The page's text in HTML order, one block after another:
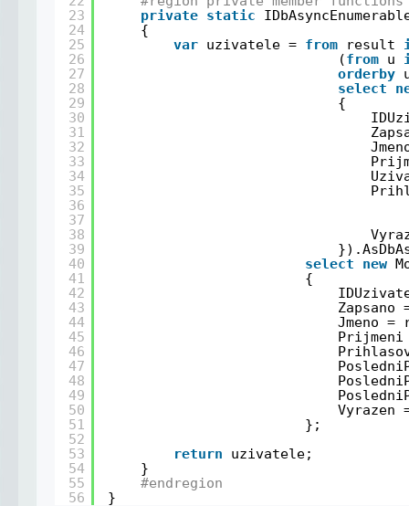
23
24
25
26
27
28
29
30
31
32
33
34
35
36
37
38
39
40
41
42
43
44
45
46
47
48
49
50
51
52
53
54
55
56
private
static
{
var
uzivatele = from result
(from u
orderby
select
{
select
new
{
Jmeno =
Vyrazen
};
return
uzivatele;
}
#endregion
}